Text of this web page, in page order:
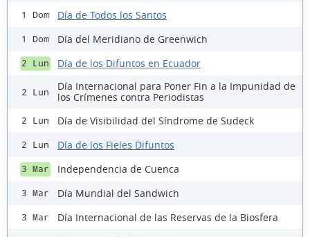
1 Dom Día de Todos los Santos
1 Dom Día del Meridiano de Greenwich
2 Lun Día de los Difuntos en Ecuador
2 Lun
Día Internacional para Poner Fin a la Impunidad de
los Crímenes contra Periodistas
2 Lun Día de Visibilidad del Síndrome de Sudeck
2 Lun Día de los Fieles Difuntos
3 Mar Independencia de Cuenca
3 Mar Día Mundial del Sandwich
3 Mar Día Internacional de las Reservas de la Biosfera